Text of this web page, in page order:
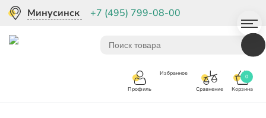
Минусинск +7 (495) 799-08-00
Профиль
Избранное
Сравнение Корзина
0